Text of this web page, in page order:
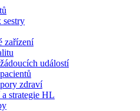
zařízení
událostí
zdraví
strategie HL